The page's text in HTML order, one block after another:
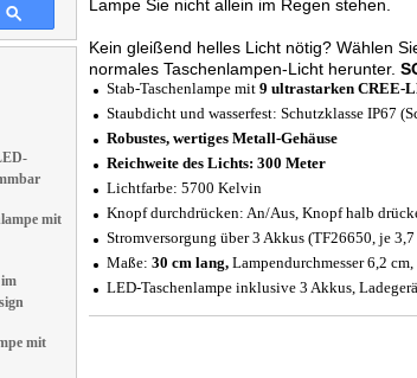
mit
mit
Lampe Sie nicht allein im Regen stehen.
Kein gleißend helles Licht nötig? Wählen
normales Taschenlampen-Licht herunter.
Stab-Taschenlampe mit 9 ultrastarken CREE-
Staubdicht und wasserfest: Schutzklasse IP67
Robustes, wertiges Metall-Gehäuse
Reichweite des Lichts: 300 Meter
Lichtfarbe: 5700 Kelvin
Knopf durchdrücken: An/Aus, Knopf halb
Stromversorgung über 3 Akkus (TF26650, je
Maße: 30 cm lang, Lampendurchmesser 6,2
LED-Taschenlampe inklusive 3 Akkus,